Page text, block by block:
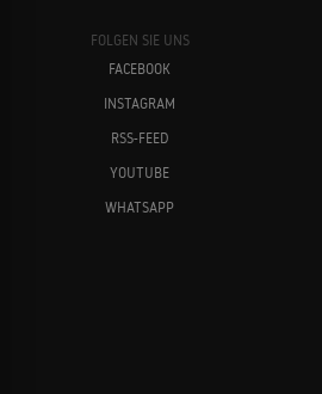
FOLGEN SIE UNS
FACEBOOK
INSTAGRAM
RSS-FEED
YOUTUBE
WHATSAPP